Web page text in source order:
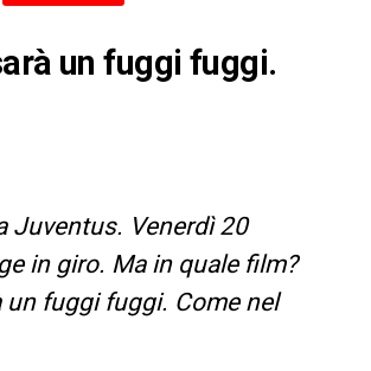
un fuggi fuggi.
Juventus. Venerdì 20
in giro. Ma in quale film?
un fuggi fuggi. Come nel